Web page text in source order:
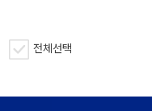
전체선택